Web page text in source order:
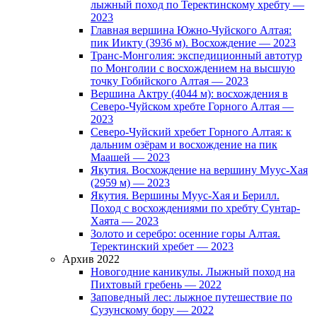
лыжный поход по Теректинскому хребту —
2023
Главная вершина Южно-Чуйского Алтая:
пик Иикту (3936 м). Восхождение — 2023
Транс-Монголия: экспедиционный автотур
по Монголии с восхождением на высшую
точку Гобийского Алтая — 2023
Вершина Актру (4044 м): восхождения в
Северо-Чуйском хребте Горного Алтая —
2023
Северо-Чуйский хребет Горного Алтая: к
дальним озёрам и восхождение на пик
Маашей — 2023
Якутия. Восхождение на вершину Муус-Хая
(2959 м) — 2023
Якутия. Вершины Муус-Хая и Берилл.
Поход с восхождениями по хребту Сунтар-
Хаята — 2023
Золото и серебро: осенние горы Алтая.
Теректинский хребет — 2023
Архив 2022
Новогодние каникулы. Лыжный поход на
Пихтовый гребень — 2022
Заповедный лес: лыжное путешествие по
Сузунскому бору — 2022